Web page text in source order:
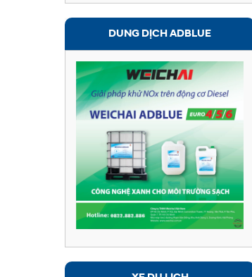
DUNG DỊCH ADBLUE